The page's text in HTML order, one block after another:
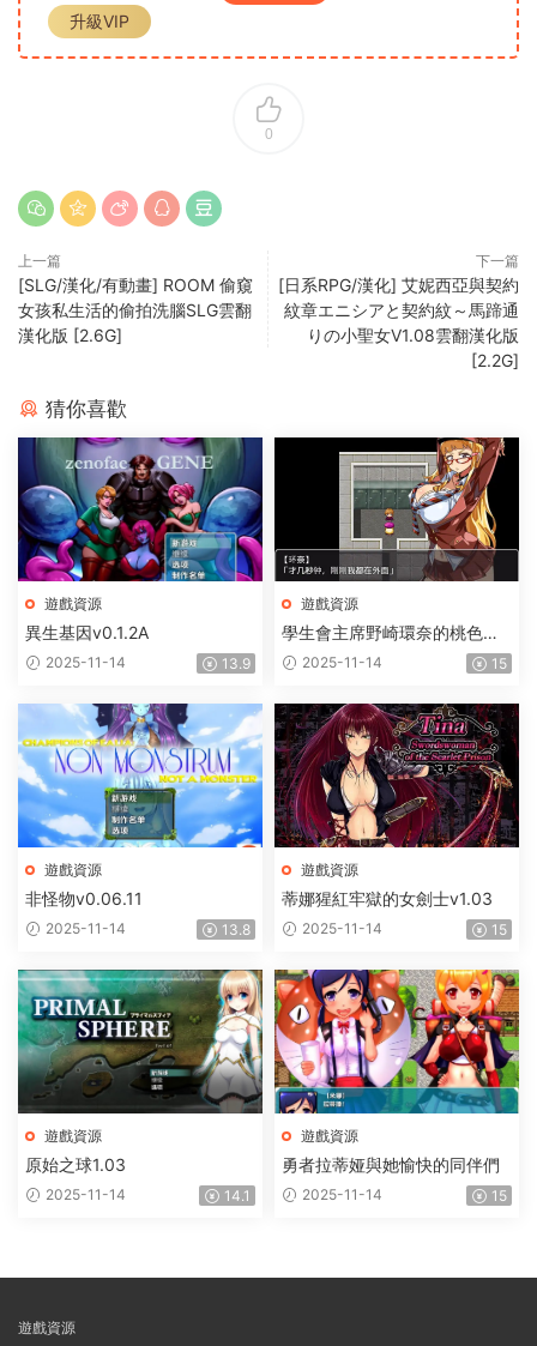
升級VIP
0
上一篇
[SLG/漢化/有動畫] ROOM 偷窺
女孩私生活的偷拍洗腦SLG雲翻
漢化版 [2.6G]
下一篇
[日系RPG/漢化] 艾妮西亞與契約
紋章エニシアと契約紋～馬蹄通
りの小聖女V1.08雲翻漢化版
[2.2G]
猜你喜歡
遊戲資源
異生基因v0.1.2A
2025-11-14 13.9
遊戲資源
學生會主席野崎環奈的桃色煩
惱 2025-11-14 15
遊戲資源
非怪物v0.06.11
2025-11-14 13.8
遊戲資源
蒂娜猩紅牢獄的女劍士v1.03
2025-11-14 15
遊戲資源
原始之球1.03
2025-11-14 14.1
遊戲資源
勇者拉蒂娅與她愉快的同伴們
2025-11-14 15
遊戲資源